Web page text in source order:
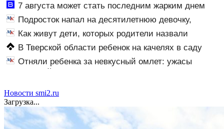
7 августа может стать последним жарким днем
этого лета в Москве - Новости на Вести.ru
Подросток напал на десятилетнюю девочку,
ворвавшись в квартиру
Как живут дети, которых родители назвали
диковинными именами?
В Тверской области ребенок на качелях в саду
лишился фаланги пальца – Новости Твери и городов
Тверской области сегодня - Afanasy.biz – Тверские
Отняли ребенка за невкусный омлет: ужасы
норвежской опеки
Новости smi2.ru
Загрузка...